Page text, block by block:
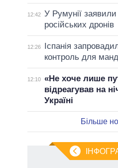
12:42 У Румунії заявили
російських дронів
12:26
Іспанія
контроль для
12:10 «Не хоче лише
відреагував на
Україні
Більше